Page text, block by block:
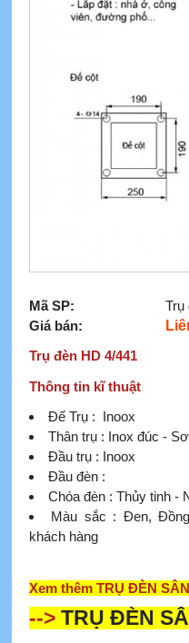
Mã SP:
Trụ
Giá bán:
Trụ đèn HD 4/441
Thông tin kĩ thuật
Đế Trụ : Inoox
Thân trụ : Inox đúc -
Đầu trụ : Inoox
Đầu đèn :
Chóa đèn : Thủy tinh -
Màu sắc : Đen,
khách hàng
Xem thêm TRỤ ĐÈN
--> TRỤ ĐÈN